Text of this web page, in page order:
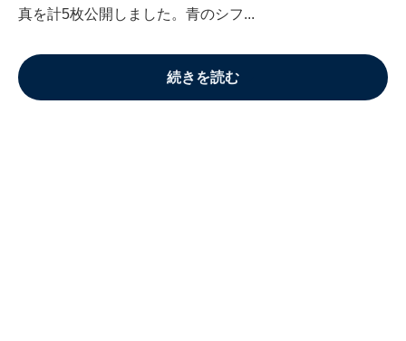
真を計5枚公開しました。青のシフ...
続きを読む